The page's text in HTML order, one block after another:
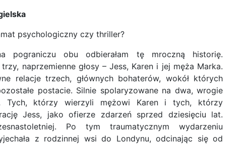
psychologiczny czy thriller?
pograniczu obu odbierałam tę mroczną historię.
naprzemienne głosy – Jess, Karen i jej męża Marka.
relacje trzech, głównych bohaterów, wokół których
postacie. Silnie spolaryzowane na dwa, wrogie
Tych, którzy wierzyli mężowi Karen i tych, którzy
Jess, jako ofierze zdarzeń sprzed dziesięciu lat.
Po tym traumatycznym wydarzeniu
z rodzinnej wsi do Londynu, odcinając się od